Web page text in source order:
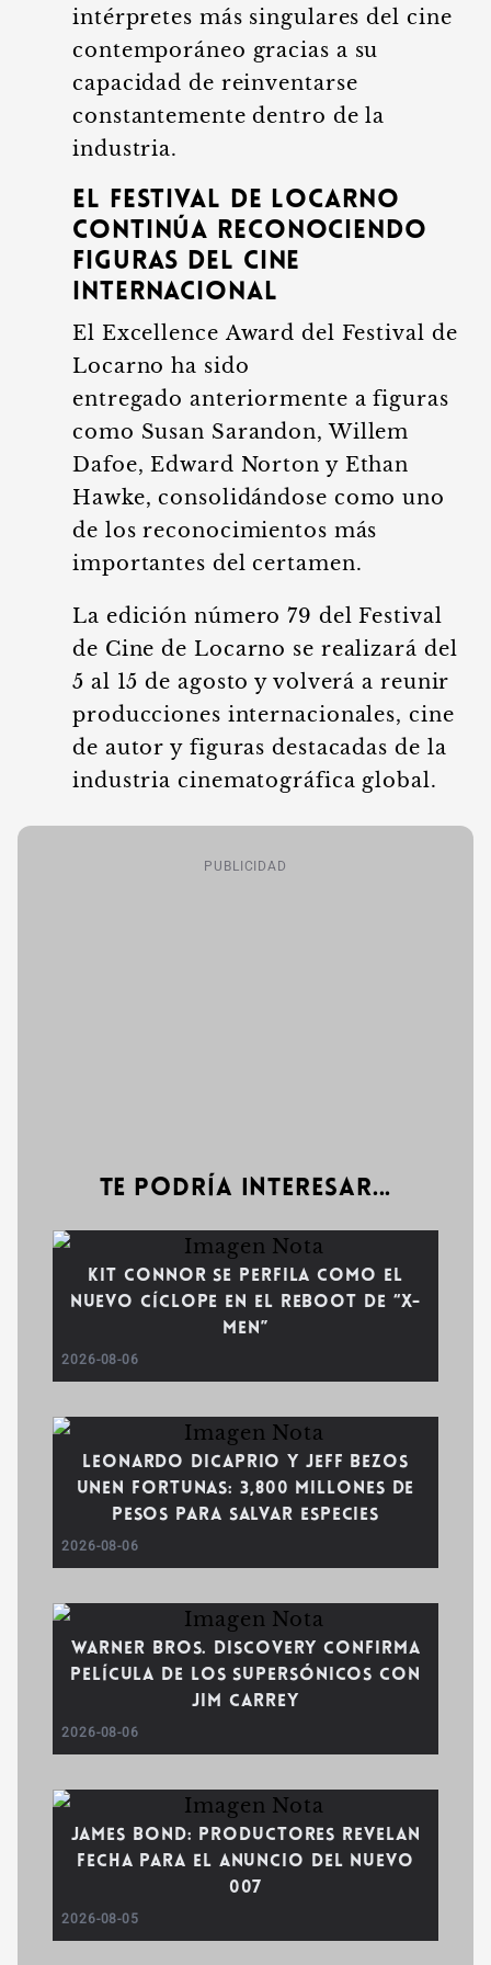
intérpretes más singulares del cine
contemporáneo gracias a su
capacidad de reinventarse
constantemente dentro de la
industria.
El Festival de Locarno
continúa reconociendo
figuras del cine
internacional
El Excellence Award del Festival de
Locarno ha sido
entregado anteriormente a figuras
como Susan Sarandon, Willem
Dafoe, Edward Norton y Ethan
Hawke, consolidándose como uno
de los reconocimientos más
importantes del certamen.
La edición número 79 del Festival
de Cine de Locarno se realizará del
5 al 15 de agosto y volverá a reunir
producciones internacionales, cine
de autor y figuras destacadas de la
industria cinematográfica global.
PUBLICIDAD
Te podría interesar...
Kit Connor se perfila como el
nuevo Cíclope en el reboot de “X-
Men”
2026-08-06
Leonardo DiCaprio y Jeff Bezos
unen fortunas: 3,800 millones de
pesos para salvar especies
2026-08-06
Warner Bros. Discovery confirma
película de Los Supersónicos con
Jim Carrey
2026-08-06
James Bond: Productores revelan
fecha para el anuncio del nuevo
007
2026-08-05